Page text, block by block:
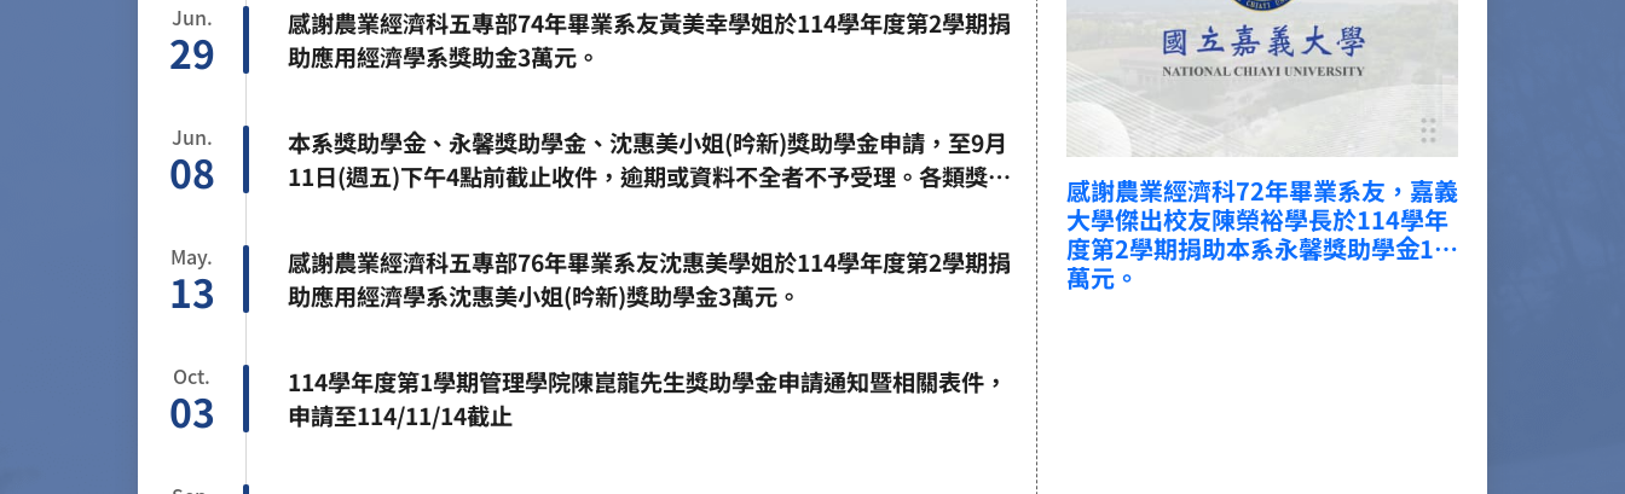
Jun.
29
感謝農業經濟科五專部74年畢業系友黃美幸學姐於114學年度第2學期捐
助應用經濟學系獎助金3萬元。
Jun.
08
本系獎助學金、永馨獎助學金、沈惠美小姐(昑新)獎助學金申請，至9月
11日(週五)下午4點前截止收件，逾期或資料不全者不予受理。各類獎助
發，無故不到者，撤銷其獲獎資格。
May.
13
感謝農業經濟科五專部76年畢業系友沈惠美學姐於114學年度第2學期捐
助應用經濟學系沈惠美小姐(昑新)獎助學金3萬元。
Oct.
03
114學年度第1學期管理學院陳崑龍先生獎助學金申請通知暨相關表件，
申請至114/11/14截止
感謝農業經濟科五專部74年畢業系友
黃美幸學姐於114學年度第2學期捐
助應用經濟學系獎助金3萬元。